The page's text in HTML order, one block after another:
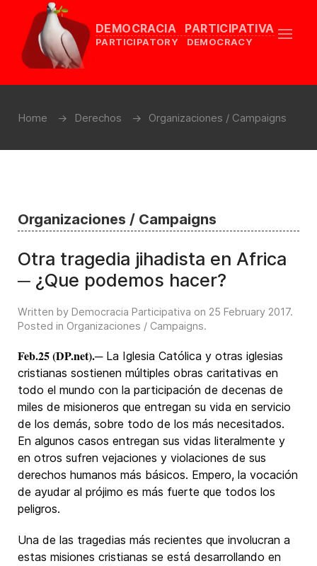
DEMOCRACIA PARTICIPATIVA
PARTICIPATORY DEMOCRACY
Home Derechos Organizaciones / Campaigns
Organizaciones / Campaigns
Otra tragedia jihadista en Africa
─ ¿Que podemos hacer?
Written by Democracia Participativa on 25 February 2017.
Posted in Organizaciones / Campaigns.
Feb.25 (DP.net).─ La Iglesia Católica y otras iglesias
cristianas sostienen múltiples obras caritativas en
todo el mundo con la participación de decenas de
miles de misioneros que entregan su vida en servicio
de los demás, sobre todo de los más necesitados.
En algunos casos entregan sus vidas literalmente y
en otros sufren vejaciones y violaciones de sus
derechos humanos más básicos. Empero, la vocación
de ayudar al prójimo es más fuerte que todos los
peligros.
Una de las tragedias más recientes que involucran a
estas misiones cristianas se está desarrollando en